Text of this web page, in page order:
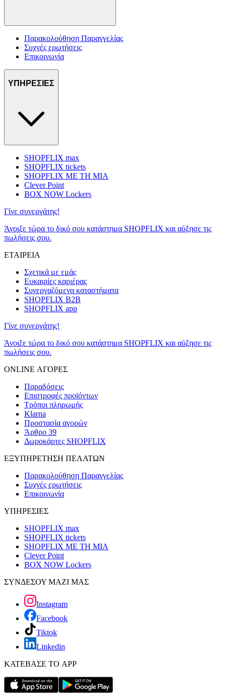
Παρακολούθηση Παραγγελίας
Συχνές ερωτήσεις
Επικοινωνία
ΥΠΗΡΕΣΙΕΣ
SHOPFLIX max
SHOPFLIX tickets
SHOPFLIX ΜΕ ΤΗ ΜΙΑ
Clever Point
BOX NOW Lockers
Γίνε συνεργάτης!
Άνοιξε τώρα το δικό σου κατάστημα SHOPFLIX και αύξησε τις
πωλήσεις σου.
ΕΤΑΙΡΕΙΑ
Σχετικά με εμάς
Ευκαιρίες καριέρας
Συνεργαζόμενα καταστήματα
SHOPFLIX B2B
SHOPFLIX app
Γίνε συνεργάτης!
Άνοιξε τώρα το δικό σου κατάστημα SHOPFLIX και αύξησε τις
πωλήσεις σου.
ONLINE ΑΓΟΡΕΣ
Παραδόσεις
Επιστροφές προϊόντων
Τρόποι πληρωμής
Klarna
Προστασία αγορών
Άρθρο 39
Δωροκάρτες SHOPFLIX
ΕΞΥΠΗΡΕΤΗΣΗ ΠΕΛΑΤΩΝ
Παρακολούθηση Παραγγελίας
Συχνές ερωτήσεις
Επικοινωνία
ΥΠΗΡΕΣΙΕΣ
SHOPFLIX max
SHOPFLIX tickets
SHOPFLIX ΜΕ ΤΗ ΜΙΑ
Clever Point
BOX NOW Lockers
ΣΥΝΔΕΣΟΥ ΜΑΖΙ ΜΑΣ
Instagram
Facebook
Tiktok
Linkedin
ΚΑΤΕΒΑΣΕ ΤΟ APP